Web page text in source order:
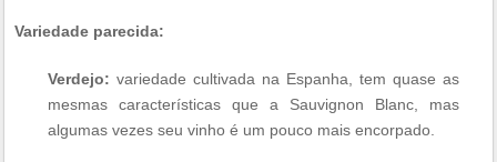
Variedade parecida:
Verdejo: variedade cultivada na Espanha, tem quase as
mesmas características que a Sauvignon Blanc, mas
algumas vezes seu vinho é um pouco mais encorpado.